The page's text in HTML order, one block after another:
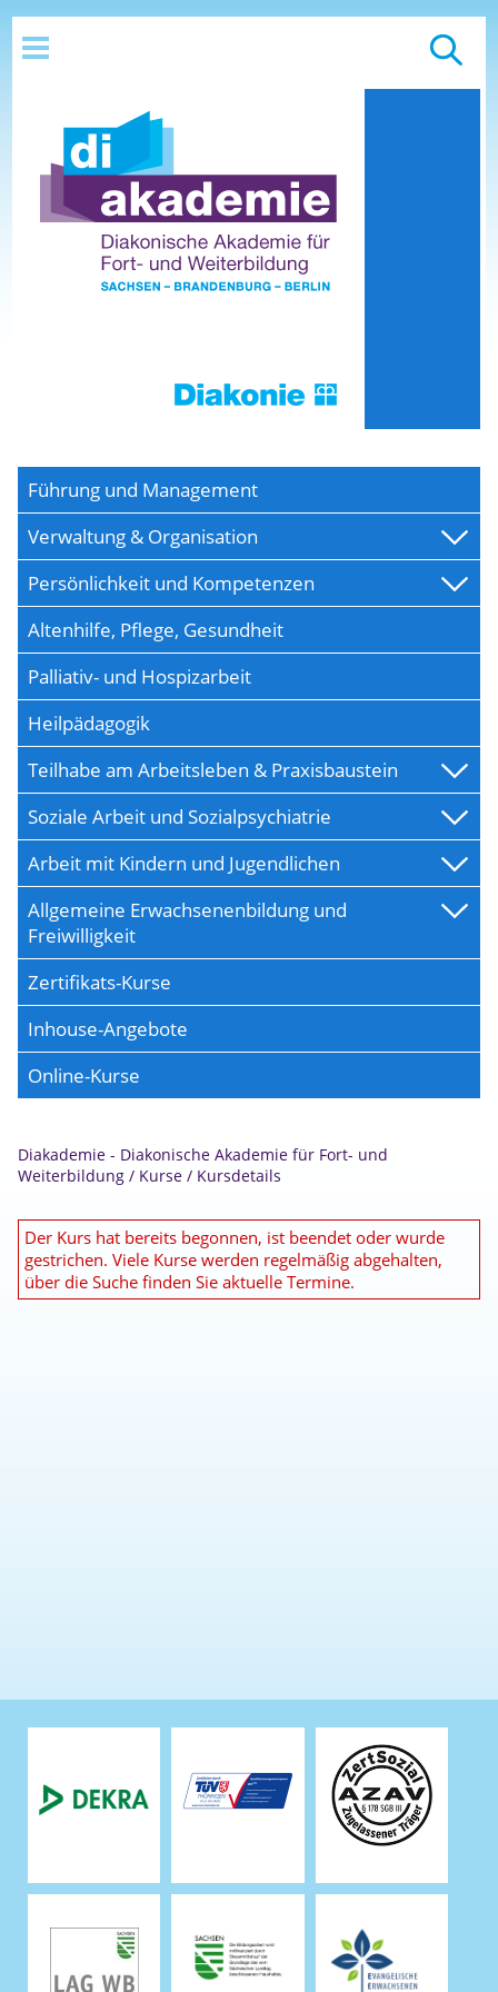
Führung und Management
Verwaltung & Organisation
Persönlichkeit und Kompetenzen
Altenhilfe, Pflege, Gesundheit
Palliativ- und Hospizarbeit
Heilpädagogik
Teilhabe am Arbeitsleben & Praxisbaustein
Soziale Arbeit und Sozialpsychiatrie
Arbeit mit Kindern und Jugendlichen
Allgemeine Erwachsenenbildung und
Freiwilligkeit
Zertifikats-Kurse
Inhouse-Angebote
Online-Kurse
Diakademie - Diakonische Akademie für Fort- und
Weiterbildung / Kurse / Kursdetails
Der Kurs hat bereits begonnen, ist beendet oder wurde
gestrichen. Viele Kurse werden regelmäßig abgehalten,
über die Suche finden Sie aktuelle Termine.